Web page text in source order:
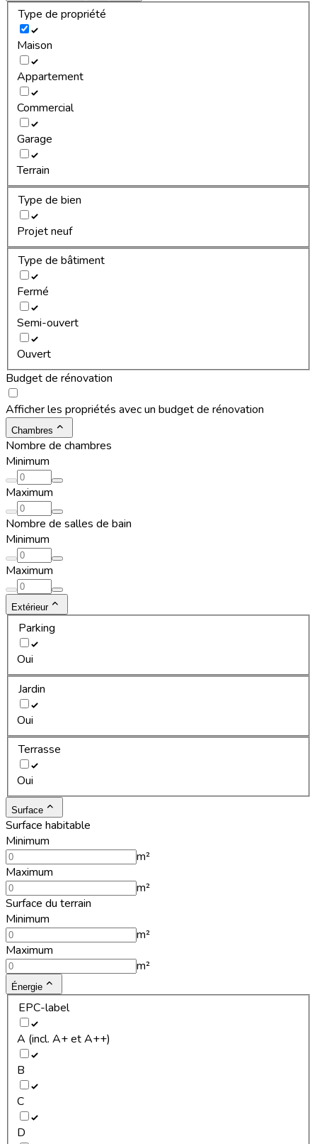
Type de propriété
Maison
Appartement
Commercial
Garage
Terrain
Type de bien
Projet neuf
Type de bâtiment
Fermé
Semi-ouvert
Ouvert
Budget de rénovation
Afficher les propriétés avec un budget de rénovation
Chambres
Nombre de chambres
Minimum
Maximum
Nombre de salles de bain
Minimum
Maximum
Extérieur
Parking
Oui
Jardin
Oui
Terrasse
Oui
Surface
Surface habitable
Minimum
m²
Maximum
m²
Surface du terrain
Minimum
m²
Maximum
m²
Énergie
EPC-label
A (incl. A+ et A++)
B
C
D